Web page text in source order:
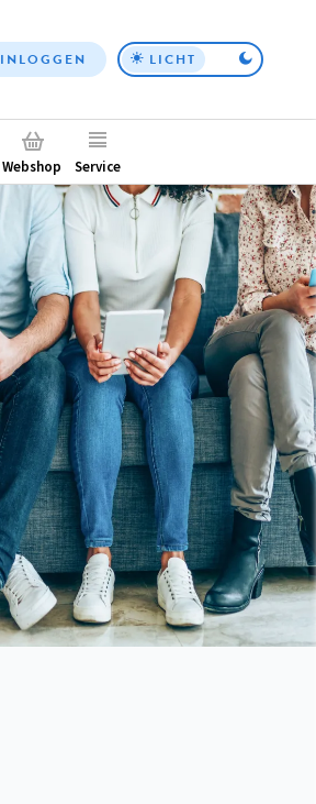
Top
INLOGGEN LICHT
Webshop Service